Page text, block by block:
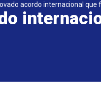
acordo internacional